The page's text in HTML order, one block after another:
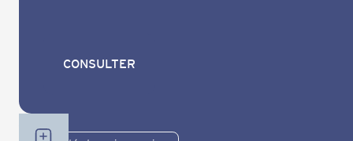
CONSULTER
CONSULTER